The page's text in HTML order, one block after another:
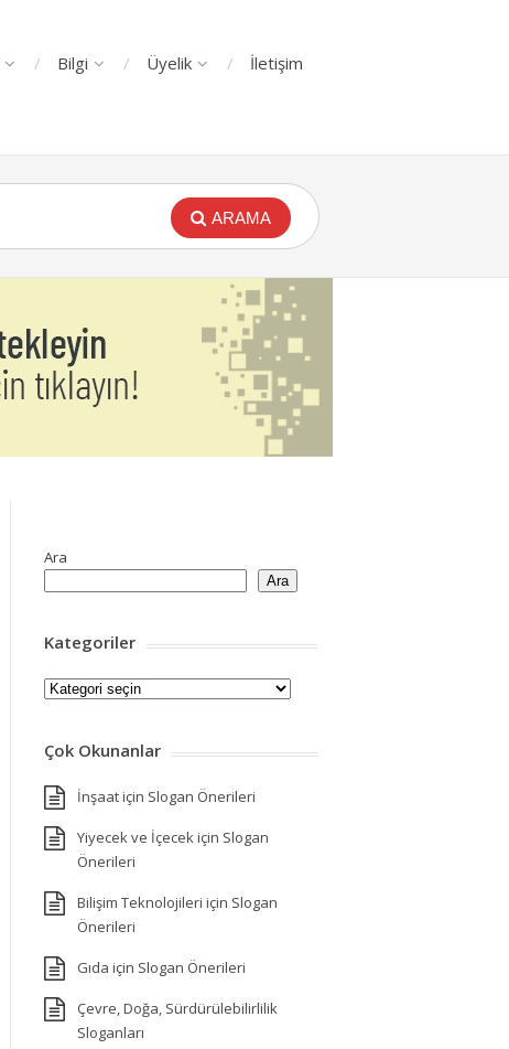
Bilgi Üyelik İletişim
ARAMA
Ara
Ara
Kategoriler
Kategoriler
Çok Okunanlar
İnşaat için Slogan Önerileri
Yiyecek ve İçecek için Slogan
Önerileri
Bilişim Teknolojileri için Slogan
Önerileri
Gıda için Slogan Önerileri
Çevre, Doğa, Sürdürülebilirlilik
Sloganları